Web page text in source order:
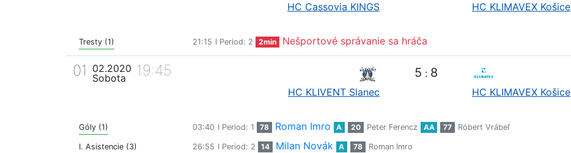
HC Cassovia KINGS HC KLIMAVEX Košice
Tresty (1) 21:15 I Period: 2 2min Nešportové správanie sa hráča
01
02.2020
Sobota
19:45
HC KLIVENT Slanec
5 : 8
HC KLIMAVEX Košice
Góly (1) 03:40 I Period: 1 78 Roman Imro A 20 Peter Ferencz AA 77 Róbert Vrábeľ
I. Asistencie (3) 26:55 I Period: 2 14 Milan Novák A 78
Roman Imro